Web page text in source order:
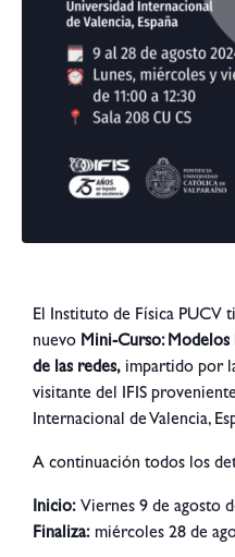
El Instituto de Física PUCV
nuevo Mini-Curso: Modelos
de las redes, impartido por
visitante del IFIS
Internacional de Valencia,
A continuación todos los
Inicio: Viernes 9 de agosto
Finaliza: miércoles 28 de